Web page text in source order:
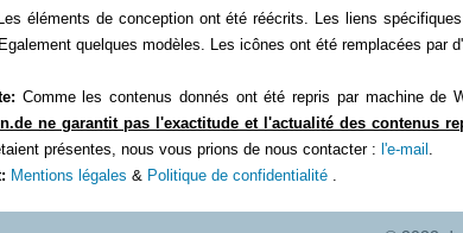
éléments de conception ont été réécrits. Les liens
quelques modèles. Les icônes ont été remplacées
Comme les contenus donnés ont été repris par machine de
ne garantit pas l'exactitude et l'actualité des contenus
présentes, nous vous prions de nous contacter : l'e-mail .
Mentions légales & Politique de confidentialité .